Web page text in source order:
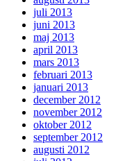
juli 2013
juni 2013
maj 2013
april 2013
mars 2013
februari 2013
januari 2013
december 2012
november 2012
oktober 2012
september 2012
augusti 2012